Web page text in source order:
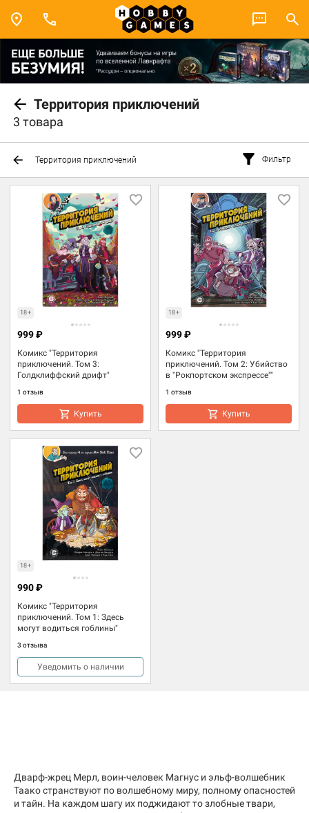
Территория приключений
3 товара
Территория приключений Фильтр
18+
Комикс "Территория
приключений. Том 3:
Голдклиффский дрифт"
1 отзыв
999 ₽
Купить
18+
Комикс "Территория
приключений. Том 2: Убийство
в "Рокпортском экспрессе""
1 отзыв
999 ₽
Купить
18+
Комикс "Территория
приключений. Том 1: Здесь
могут водиться гоблины"
3 отзыва
990 ₽
Уведомить о наличии
Дварф-жрец Мерл, воин-человек Магнус и эльф-волшебник
Таако странствуют по волшебному миру, полному опасностей
и тайн. На каждом шагу их поджидают то злобные твари,